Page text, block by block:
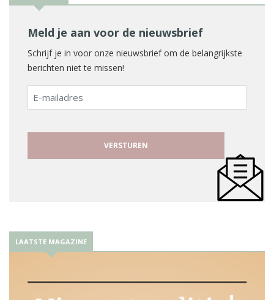
Meld je aan voor de nieuwsbrief
Schrijf je in voor onze nieuwsbrief om de belangrijkste
berichten niet te missen!
E-
mailadres
LAATSTE MAGAZINE